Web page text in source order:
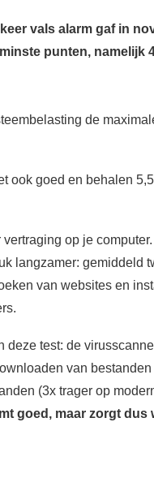
vals alarm gaf in
punten, namelijk
de
ook goed en behalen
op je
langzamer: gemiddeld
van websites en
deze test: de
van bestanden
(3x trager op
goed, maar zorgt dus